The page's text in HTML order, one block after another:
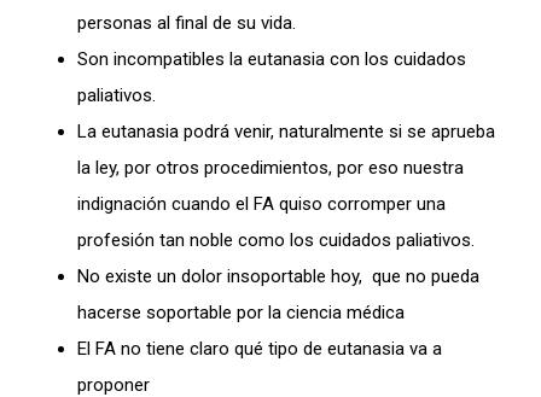
personas al final de su vida.
Son incompatibles la eutanasia con los cuidados
paliativos.
La eutanasia podrá venir, naturalmente si se aprueba
la ley, por otros procedimientos, por eso nuestra
indignación cuando el FA quiso corromper una
profesión tan noble como los cuidados paliativos.
No existe un dolor insoportable hoy, que no pueda
hacerse soportable por la ciencia médica
El FA no tiene claro qué tipo de eutanasia va a
proponer